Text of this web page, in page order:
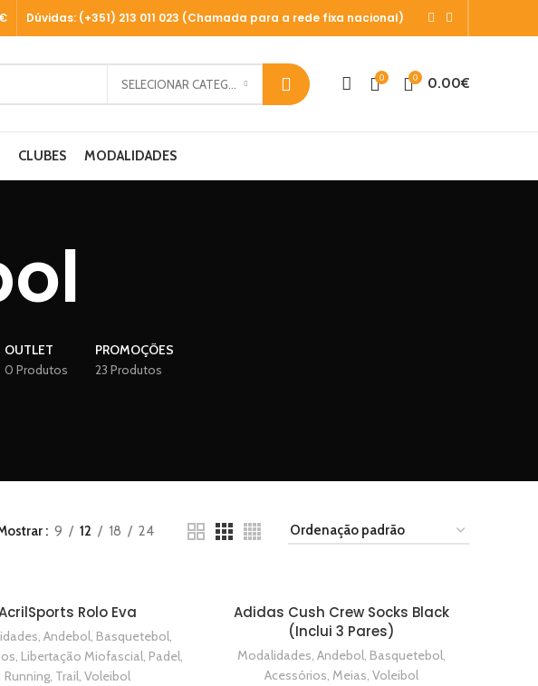
Dúvidas: (+351) 213 011 023 (Chamada para a rede fixa nacional)
0 0 0.00€
CLUBES MODALIDADES
OUTLET
0 Produtos
PROMOÇÕES
23 Produtos
9 12 18 24
ADICIONARRolo Eva
, Andebol, Basquetebol,
, Libertação Miofascial, Padel,
Running, Trail,Voleibol
VER OPÇÕES
Adidas Cush Crew Socks Black
(Inclui 3 Pares)
Modalidades, Andebol, Basquetebol,
Acessórios, Meias, Voleibol